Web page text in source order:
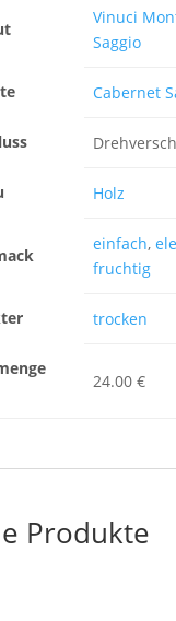
Vinuci
Saggio
Cabernet
Holz
einfach,
fruchtig
trocken
24.00 €
Produkte